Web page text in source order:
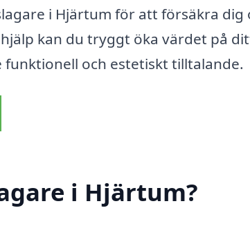
i Hjärtum för att försäkra dig
kan du tryggt öka värdet på
och estetiskt tilltalande.
i Hjärtum?